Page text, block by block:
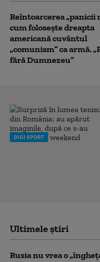
Reîntoarcerea „panicii
cum folosește dreapta
americană cuvântul
„comunism” ca armă.
fără Dumnezeu”
DIGI SPORT
Ultimele știri
Rusia nu vrea o